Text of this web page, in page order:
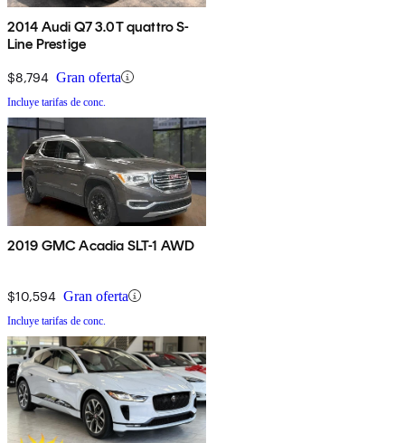
2014 Audi Q7 3.0T quattro S-
Line Prestige
$8,794 Gran oferta
Incluye tarifas de conc.
2019 GMC Acadia SLT-1 AWD
$10,594 Gran oferta
Incluye tarifas de conc.